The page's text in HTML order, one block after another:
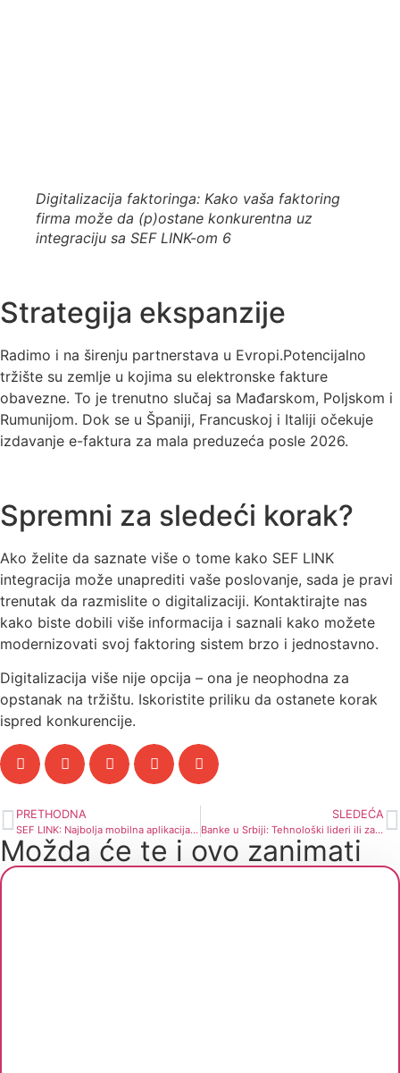
Digitalizacija faktoringa: Kako vaša faktoring
firma može da (p)ostane konkurentna uz
integraciju sa SEF LINK-om 6
Strategija ekspanzije
Radimo i na širenju partnerstava u Evropi.Potencijalno
tržište su zemlje u kojima su elektronske fakture
obavezne. To je trenutno slučaj sa Mađarskom, Poljskom i
Rumunijom. Dok se u Španiji, Francuskoj i Italiji očekuje
izdavanje e-faktura za mala preduzeća posle 2026.
Spremni za sledeći korak?
Ako želite da saznate više o tome kako SEF LINK
integracija može unaprediti vaše poslovanje, sada je pravi
trenutak da razmislite o digitalizaciji. Kontaktirajte nas
kako biste dobili više informacija i saznali kako možete
modernizovati svoj faktoring sistem brzo i jednostavno.
Digitalizacija više nije opcija – ona je neophodna za
opstanak na tržištu. Iskoristite priliku da ostanete korak
ispred konkurencije.
PRETHODNA
SEF LINK: Najbolja mobilna aplikacija za faktoring u Evropi za 2024. godinu
SLEDEĆA
Banke u Srbiji: Tehnološki lideri ili zaostali igrači u digitalnoj trci
Možda će te i ovo zanimati